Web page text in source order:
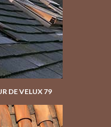
DE VELUX 79